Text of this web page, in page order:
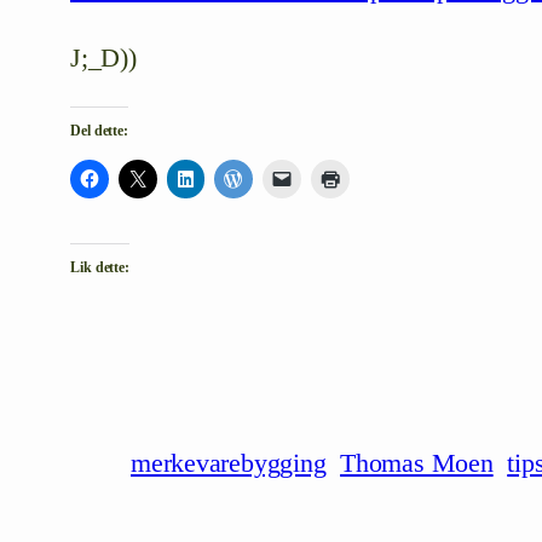
J;_D))
Del dette:
Lik dette:
merkevarebygging Thomas Moen